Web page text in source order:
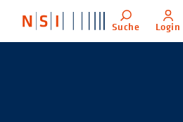
Suche Login